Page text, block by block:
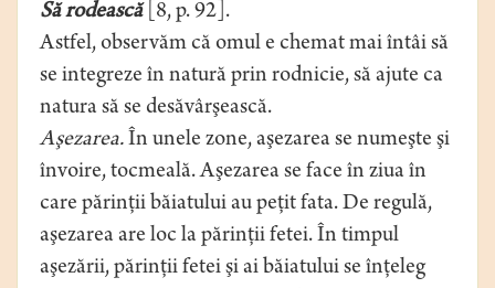
Să rodească [8, p. 92].
Astfel, observăm că omul e chemat mai întâi să
se integreze în natură prin rodnicie, să ajute ca
natura să se desăvârşească.
Aşezarea.În unele zone, aşezarea se numeşte şi
învoire, tocmeală. Aşezarea se face în ziua în
care părinţii băiatului au peţit fata. De regulă,
aşezarea are loc la părinţii fetei. În timpul
aşezării, părinţii fetei şi ai băiatului se înţeleg